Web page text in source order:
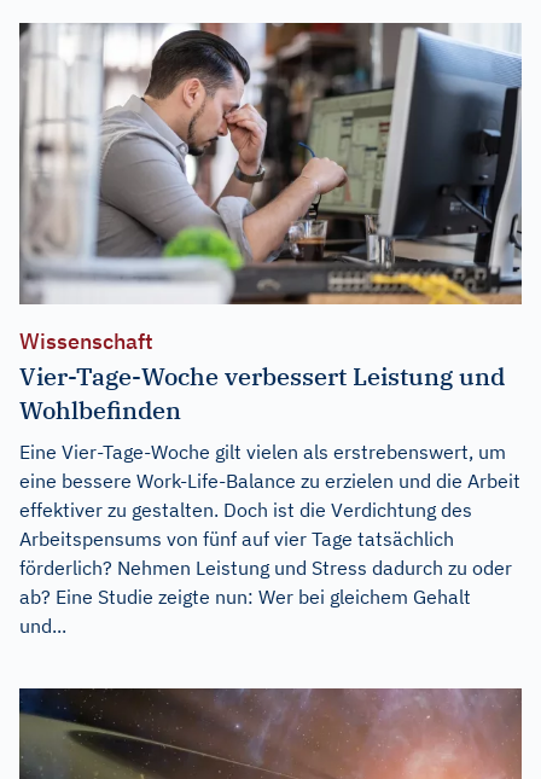
Wissenschaft
Vier-Tage-Woche verbessert Leistung und
Wohlbefinden
Eine Vier-Tage-Woche gilt vielen als erstrebenswert, um
eine bessere Work-Life-Balance zu erzielen und die Arbeit
effektiver zu gestalten. Doch ist die Verdichtung des
Arbeitspensums von fünf auf vier Tage tatsächlich
förderlich? Nehmen Leistung und Stress dadurch zu oder
ab? Eine Studie zeigte nun: Wer bei gleichem Gehalt
und...